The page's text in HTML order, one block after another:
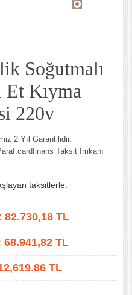
Soğutmalı
Kıyma
220v
2 Yıl Garantilidir.
Taksit İmkanı
taksitlerle.
82.730,18TL
68.941,82TL
TL